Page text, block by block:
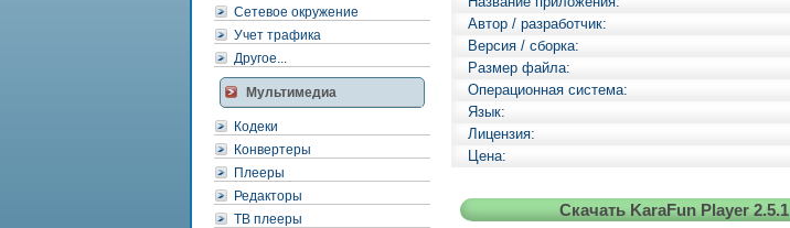
Сетевое окружение
Учет трафика
Другое...
Мультимедиа
Кодеки
Конвертеры
Плееры
Редакторы
ТВ плееры
Автор / разработчик:
Версия / сборка:
Размер файла:
Операционная система:
Язык:
Лицензия:
Цена:
Скачать KaraFun Player 2.5.1